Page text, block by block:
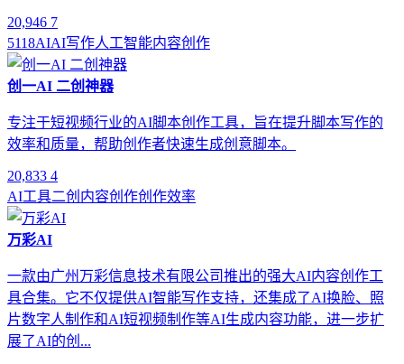
20,946 7
5118AIAI写作人工智能内容创作
创一AI 二创神器
专注于短视频行业的AI脚本创作工具，旨在提升脚本写作的
效率和质量，帮助创作者快速生成创意脚本。
20,833 4
AI工具二创 内容创作创作效率
万彩AI
一款由广州万彩信息技术有限公司推出的强大AI内容创作工
具合集。它不仅提供AI智能写作支持，还集成了AI换脸、照
片数字人制作和AI短视频制作等AI生成内容功能，进一步扩
展了AI的创...